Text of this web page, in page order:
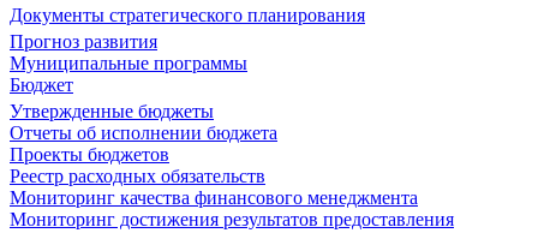
Документы стратегического планирования
Прогноз развития
Муниципальные программы
Бюджет
Утвержденные бюджеты
Отчеты об исполнении бюджета
Проекты бюджетов
Реестр расходных обязательств
Мониторинг качества финансового менеджмента
Мониторинг достижения результатов предоставления